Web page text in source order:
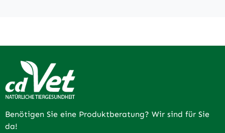
Benötigen Sie eine Produktberatung? Wir sind für Sie
da!